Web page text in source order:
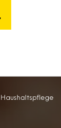
Haushaltspflege